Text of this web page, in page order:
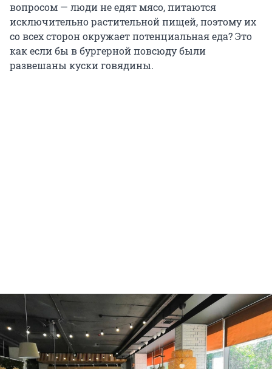
вопросом — люди не едят мясо, питаются
исключительно растительной пищей, поэтому их
со всех сторон окружает потенциальная еда? Это
как если бы в бургерной повсюду были
развешаны куски говядины.